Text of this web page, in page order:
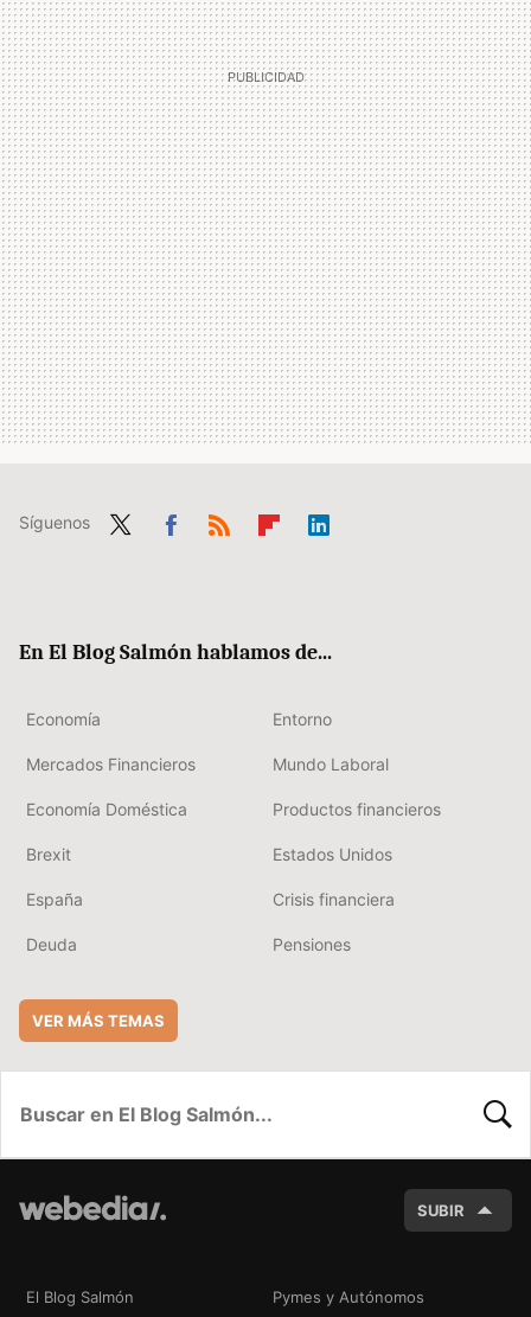
Síguenos
En El Blog Salmón hablamos de...
Economía Entorno
Mercados Financieros Mundo Laboral
Economía Doméstica Productos financieros
Brexit Estados Unidos
España Crisis financiera
Deuda Pensiones
VER MÁS TEMAS
SUBIR
El Blog Salmón Pymes y Autónomos